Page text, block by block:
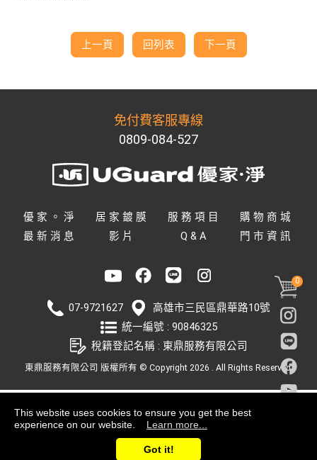
上一頁 回列表 下一頁
免付費客服專線
0809-084-527
優家。淨 居家鍍膜 服務項目
購物商城
最新消息
影片 Q&A 門市資訊
07-9721627 高雄市三民區鼎華路10號
統一編號 : 90846325
稅籍登記名稱 : 東鼎服務有限公司
東鼎服務有限公司 版權所有 © Copyright 2026 . All Rights Reserved.
0
This website uses cookies to ensure you get the best
experience on our website.
Learn more...
Got it!